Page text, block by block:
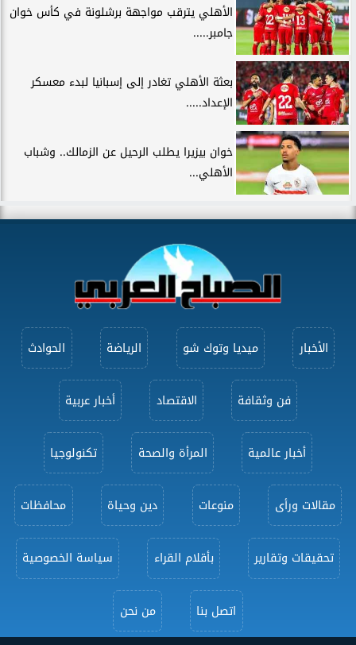
الأهلي يترقب مواجهة برشلونة في كأس خوان
جامبر.....
بعثة الأهلي تغادر إلى إسبانيا لبدء معسكر
الإعداد.....
خوان بيزيرا يطلب الرحيل عن الزمالك.. وشباب
الأهلي...
الأخبار ميديا وتوك شو الرياضة الحوادث
فن وثقافة الاقتصاد أخبار عربية
أخبار عالمية المرأة والصحة تكنولوجيا
مقالات ورأى منوعات دين وحياة محافظات
تحقيقات وتقارير بأقلام القراء سياسة الخصوصية
اتصل بنا من نحن